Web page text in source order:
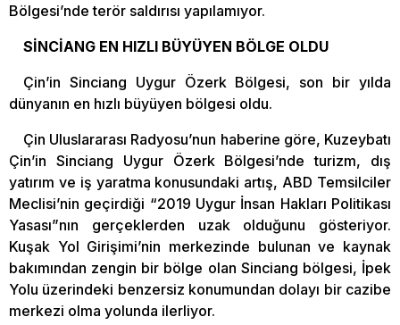
Bölgesi’nde terör saldırısı yapılamıyor.
SİNCİANG EN HIZLI BÜYÜYEN BÖLGE OLDU
Çin’in Sinciang Uygur Özerk Bölgesi, son bir yılda
dünyanın en hızlı büyüyen bölgesi oldu.
Çin Uluslararası Radyosu’nun haberine göre, Kuzeybatı
Çin’in Sinciang Uygur Özerk Bölgesi’nde turizm, dış
yatırım ve iş yaratma konusundaki artış, ABD Temsilciler
Meclisi’nin geçirdiği “2019 Uygur İnsan Hakları Politikası
Yasası”nın gerçeklerden uzak olduğunu gösteriyor.
Kuşak Yol Girişimi’nin merkezinde bulunan ve kaynak
bakımından zengin bir bölge olan Sinciang bölgesi, İpek
Yolu üzerindeki benzersiz konumundan dolayı bir cazibe
merkezi olma yolunda ilerliyor.